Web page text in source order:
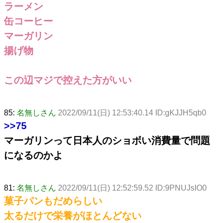
ラーメン
缶コーヒー
マーガリン
揚げ物
この辺マジで控えた方がいい
85: 名無しさん 2022/09/11(日) 12:53:40.14 ID:gKJJH5qb0
>>75
マーガリンって日本人のショボい消費量で問題
になるのかよ
81: 名無しさん 2022/09/11(日) 12:52:59.52 ID:9PNUJsIO0
菓子パンもだめらしい
太るだけで栄養がほとんどない